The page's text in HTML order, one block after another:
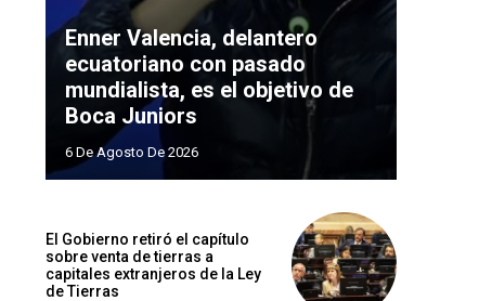
Enner Valencia, delantero
ecuatoriano con pasado
mundialista, es el objetivo de
Boca Juniors
6 De Agosto De 2026
El Gobierno retiró el capítulo
sobre venta de tierras a
capitales extranjeros de la Ley
de Tierras